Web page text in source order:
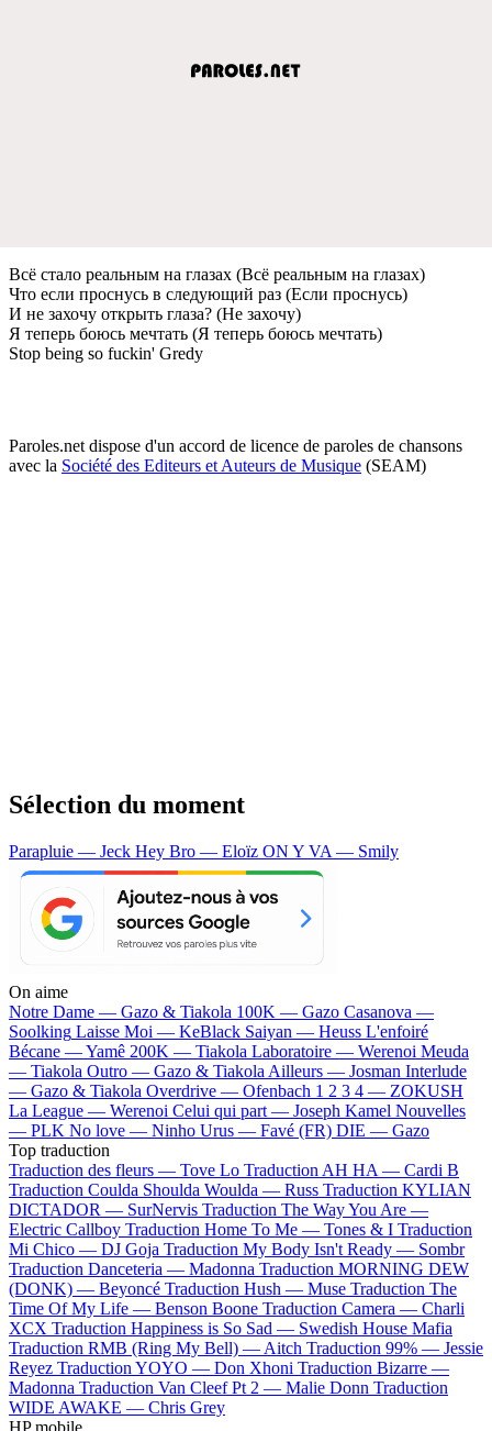
Всё стало реальным на глазах (Всё реальным на глазах)
Что если проснусь в следующий раз (Если проснусь)
И не захочу открыть глаза? (Не захочу)
Я теперь боюсь мечтать (Я теперь боюсь мечтать)
Stop being so fuckin' Gredy
Paroles.net dispose d'un accord de licence de paroles de chansons
avec la Société des Editeurs et Auteurs de Musique (SEAM)
Sélection du moment
Parapluie — Jeck Hey Bro — Eloïz ON Y VA — Smily
On aime
Notre Dame — Gazo & Tiakola 100K — Gazo Casanova —
Soolking Laisse Moi — KeBlack Saiyan — Heuss L'enfoiré
Bécane —Yamê 200K — Tiakola Laboratoire — Werenoi Meuda
— Tiakola Outro — Gazo & Tiakola Ailleurs — Josman Interlude
— Gazo & Tiakola Overdrive — Ofenbach 1 2 3 4 — ZOKUSH
La League — Werenoi Celui qui part — Joseph Kamel Nouvelles
— PLK No love — Ninho Urus — Favé (FR) DIE — Gazo
Top traduction
Traduction des fleurs — Tove Lo Traduction AH HA — Cardi B
Traduction Coulda Shoulda Woulda — Russ Traduction KYLIAN
DICTADOR — SurNervis Traduction The Way You Are —
Electric Callboy Traduction Home To Me — Tones & I Traduction
Mi Chico — DJ Goja Traduction My Body Isn't Ready — Sombr
Traduction Danceteria — Madonna Traduction MORNING DEW
(DONK) — Beyoncé Traduction Hush — Muse Traduction The
Time Of My Life — Benson Boone Traduction Camera — Charli
XCX Traduction Happiness is So Sad — Swedish House Mafia
Traduction RMB (Ring My Bell) — Aitch Traduction 99% — Jessie
Reyez Traduction YOYO — Don Xhoni Traduction Bizarre —
Madonna Traduction Van Cleef Pt 2 — Malie Donn Traduction
WIDE AWAKE — Chris Grey
HP mobile